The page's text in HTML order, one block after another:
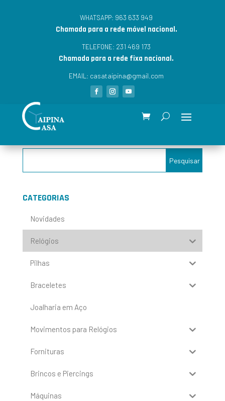
WHATSAPP: 963 633 949
Chamada para a rede móvel nacional.
TELEFONE: 231 469 173
Chamada para a rede fixa nacional.
EMAIL: casataipina@gmail.com
CATEGORIAS
Novidades
Relógios
Pilhas
Braceletes
Joalharia em Aço
Movimentos para Relógios
Fornituras
Brincos e Piercings
Máquinas